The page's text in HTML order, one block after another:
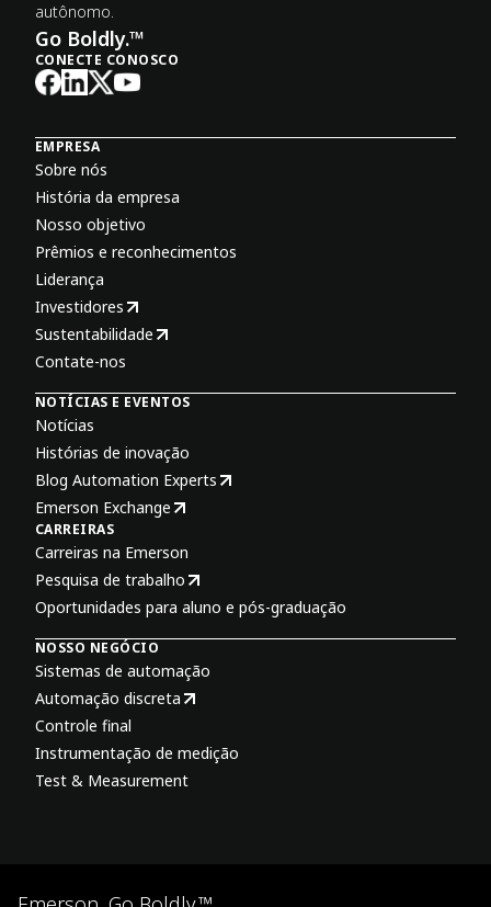
autônomo.
Go Boldly.™
CONECTE CONOSCO
EMPRESA
Sobre nós
História da empresa
Nosso objetivo
Prêmios e reconhecimentos
Liderança
Investidores
Sustentabilidade
Contate-nos
NOTÍCIAS E EVENTOS
Notícias
Histórias de inovação
Blog Automation Experts
Emerson Exchange
CARREIRAS
Carreiras na Emerson
Pesquisa de trabalho
Oportunidades para aluno e pós-graduação
NOSSO NEGÓCIO
Sistemas de automação
Automação discreta
Controle final
Instrumentação de medição
Test & Measurement